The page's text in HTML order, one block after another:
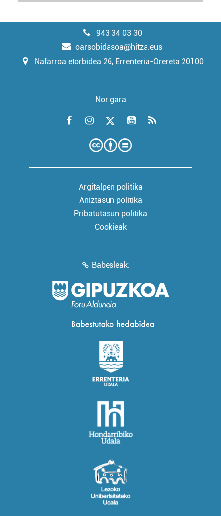
943 34 03 30
oarsobidasoa@hitza.eus
Nafarroa etorbidea 26, Errenteria-Orereta 20100
Nor gara
Argitalpen politika
Aniztasun politika
Pribatutasun politika
Cookieak
Babesleak: